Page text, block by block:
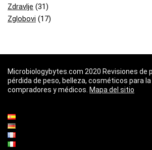
Zdravlje (31)
Zglobovi (17)
Microbiologybytes.com 2020 Revisiones de
pérdida de peso, belleza, cosméticos para la
compradores y médicos. Mapa del sitio